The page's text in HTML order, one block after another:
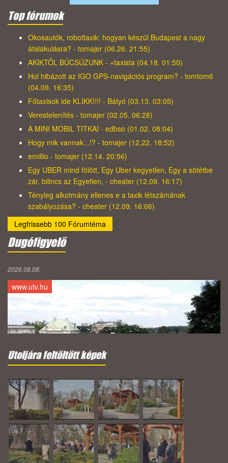
Top fórumok
Okosautók, robottaxik: hogyan készül Budapest a nagy
átalakulásra? - tomajer (06.26. 21:55)
AKIKTŐL BÚCSÚZUNK - +taxista (04.18. 01:50)
Hol hibázott az IGO GPS-navigációs program? - tomtom6
(04.09. 16:35)
Főtaxisok ide KLIKK!!!! - Bátyó (03.13. 03:05)
Verestelenítés - tomajer (02.05. 06:28)
A MINI MOBIL TITKAI - edbso (01.02. 08:04)
Hogy mik vannak...!? - tomajer (12.22. 18:52)
emillio - tomajer (12.14. 20:56)
Egy UBER mind fölött, Egy Uber kegyetlen, Egy a sötétbe
zár, bilincs az Egyetlen, - cheater (12.09. 16:17)
Tényleg alkotmány ellenes e a taxik létszámának
szabályozása? - cheater (12.09. 16:06)
Legfrissebb 100 Fórumtéma
Dugófigyelő
2026.08.08.
www.utv.hu
Utoljára feltöltött képek